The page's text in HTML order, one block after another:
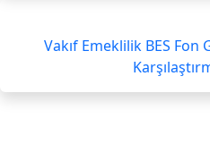
Vakıf Emeklilik BES Fon